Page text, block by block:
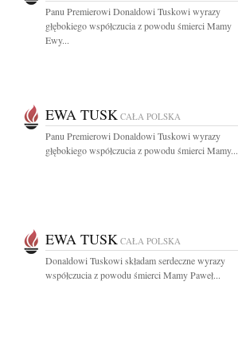
Panu Premierowi Donaldowi Tuskowi wyrazy
głębokiego współczucia z powodu śmierci Mamy
Ewy...
EWA TUSK CAŁA POLSKA
Panu Premierowi Donaldowi Tuskowi wyrazy
głębokiego współczucia z powodu śmierci Mamy...
EWA TUSK CAŁA POLSKA
Donaldowi Tuskowi składam serdeczne wyrazy
współczucia z powodu śmierci Mamy Paweł...